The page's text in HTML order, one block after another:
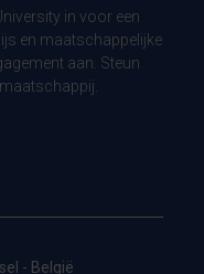
in voor een
en maatschappelijke
aan. Steun
- België